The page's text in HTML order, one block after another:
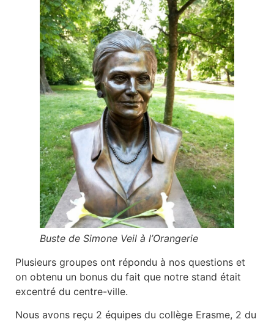
Buste de Simone Veil à l’Orangerie
Plusieurs groupes ont répondu à nos questions et
on obtenu un bonus du fait que notre stand était
excentré du centre-ville.
Nous avons reçu 2 équipes du collège Erasme, 2 du